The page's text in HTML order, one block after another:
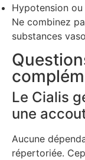
Hypotension
Ne combinez
substances
Le Cialis
une
Aucune
répertoriée.